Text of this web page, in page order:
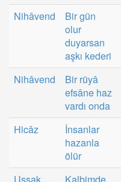
Nihâvend
Bir gün
olur
duyarsan
aşkı kederi
Nihâvend
Bir rüyâ
efsâne haz
vardı onda
Hicâz
İnsanlar
hazanla
ölür